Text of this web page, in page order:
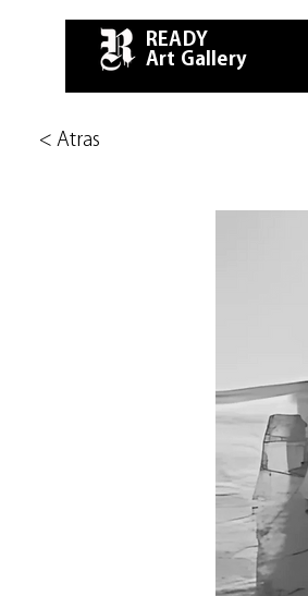
READY
Art Gallery
< Atras